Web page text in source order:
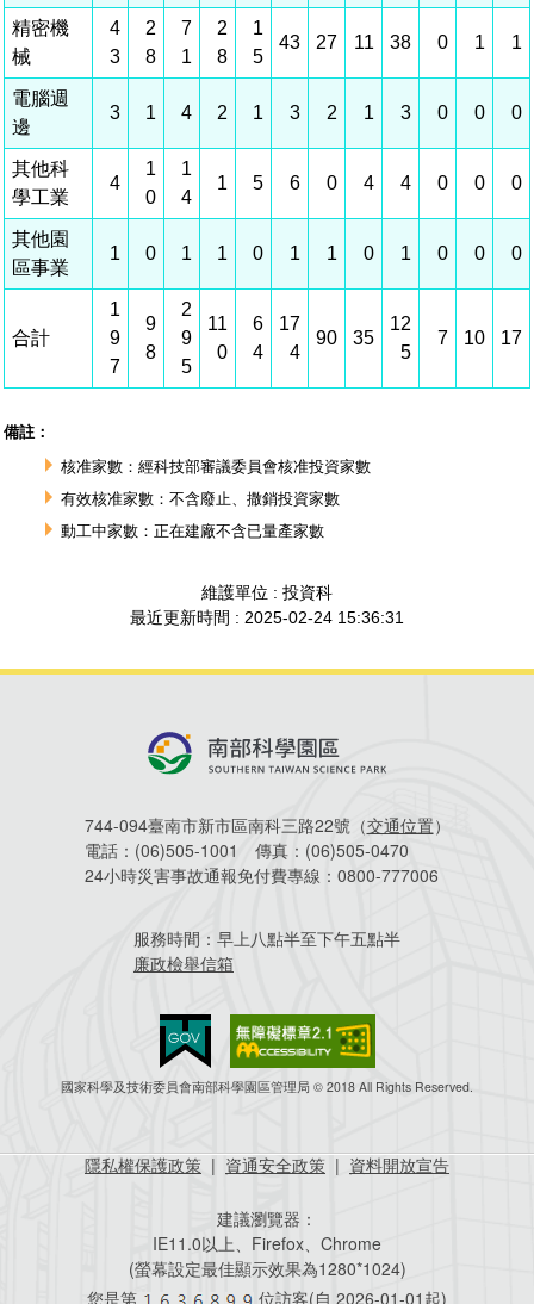
機關採購廉政平臺
檔案教育訓練及標竿學習
檔案管理局相關連結
污水處理廠
研究機構
育成中心
考古遺址
南科新港堂
生活服務
園區宿舍簡介
自行車道網
南科實中
人文景觀地圖
創新創業
南科AI_ROBOT自造基地
南科創業工坊
永續園區
企業社會責任
永續LOHAS綠色園區
生態資產
「沙崙生態科學園區生態保育協作平台」公開資訊
工安管理
環保管理
勞資管理
建築管理
營建管理
電子公文交換
廢棄物清除處理費
新興科技應用計畫
敦親睦鄰經費補助
園區廠商採購資訊
744-094臺南市新市區南科三路22號（交通位置）
電話： (06)505-1001 傳真： (06)505-0470
24小時災害事故通報免付費專線： 0800-777006
服務時間： 早上八點半至下午五點半
廉政檢舉信箱
國家科學及技術委員會南部科學園區管理局 © 2018 All Rights Reserved.
隱私權保護政策 | 資通安全政策 | 資料開放宣告
建議瀏覽器：
IE11.0以上、Firefox、Chrome
(螢幕設定最佳顯示效果為1280*1024)
您是第
位訪客(自 2026-01-01起)